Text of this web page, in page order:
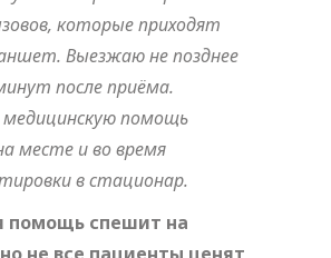
которые приходят
Выезжаю не позднее
после приёма.
помощь
месте и во время
в стационар.
помощь спешит на